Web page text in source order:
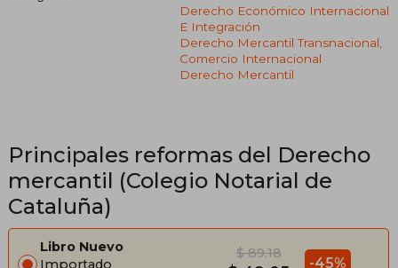
Derecho Económico Internacional
E Integración
Derecho Mercantil Transnacional,
Comercio Internacional
Derecho Mercantil
Principales reformas del Derecho
mercantil (Colegio Notarial de
Cataluña)
Libro Nuevo
Importado
$ 89.18
-45%